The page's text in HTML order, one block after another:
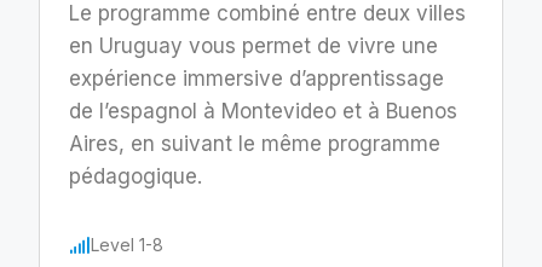
Le programme combiné entre deux villes
en Uruguay vous permet de vivre une
expérience immersive d’apprentissage
de l’espagnol à Montevideo et à Buenos
Aires, en suivant le même programme
pédagogique.
Level 1-8